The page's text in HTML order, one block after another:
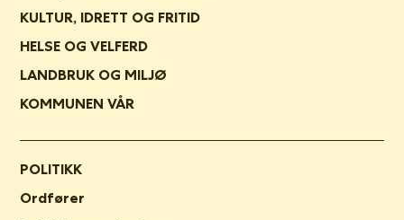
KULTUR, IDRETT OG FRITID
HELSE OG VELFERD
LANDBRUK OG MILJØ
KOMMUNEN VÅR
POLITIKK
Ordfører